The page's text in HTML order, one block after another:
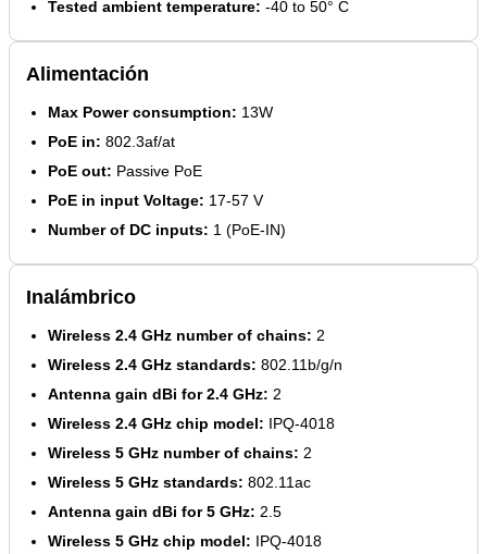
Tested ambient temperature: -40 to 50° C
Alimentación
Max Power consumption: 13W
PoE in: 802.3af/at
PoE out: Passive PoE
PoE in input Voltage: 17-57 V
Number of DC inputs: 1 (PoE-IN)
Inalámbrico
Wireless 2.4 GHz number of chains: 2
Wireless 2.4 GHz standards: 802.11b/g/n
Antenna gain dBi for 2.4 GHz: 2
Wireless 2.4 GHz chip model: IPQ-4018
Wireless 5 GHz number of chains: 2
Wireless 5 GHz standards: 802.11ac
Antenna gain dBi for 5 GHz: 2.5
Wireless 5 GHz chip model: IPQ-4018